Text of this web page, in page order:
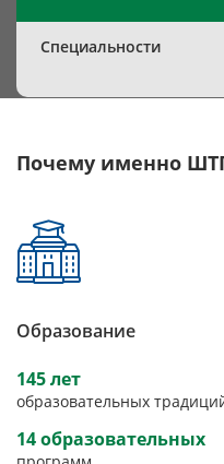
Специальности
Почему именно
Образование
145 лет
образовательных
14 образовательных